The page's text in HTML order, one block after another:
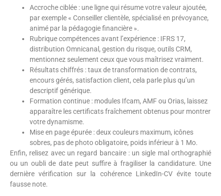
Accroche ciblée : une ligne qui résume votre valeur ajoutée,
par exemple « Conseiller clientèle, spécialisé en prévoyance,
animé par la pédagogie financière ».
Rubrique compétences avant l’expérience : IFRS 17,
distribution Omnicanal, gestion du risque, outils CRM,
mentionnez seulement ceux que vous maîtrisez vraiment.
Résultats chiffrés : taux de transformation de contrats,
encours gérés, satisfaction client, cela parle plus qu’un
descriptif générique.
Formation continue : modules Ifcam, AMF ou Orias, laissez
apparaître les certificats fraîchement obtenus pour montrer
votre dynamisme.
Mise en page épurée : deux couleurs maximum, icônes
sobres, pas de photo obligatoire, poids inférieur à 1 Mo.
Enfin, relisez avec un regard bancaire : un sigle mal orthographié
ou un oubli de date peut suffire à fragiliser la candidature. Une
dernière vérification sur la cohérence LinkedIn-CV évite toute
fausse note.